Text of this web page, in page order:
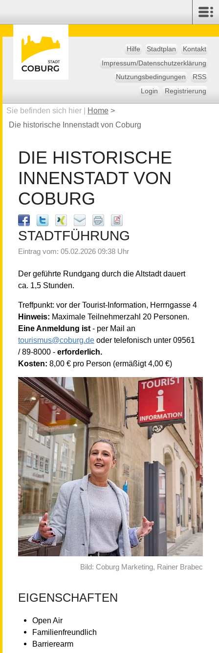
Hilfe Stadtplan
Kontakt
Impressum/Datenschutzerklärung
Nutzungsbedingungen
RSS
Login
Registrierung
Sie befinden sich hier | Home >
Die historische Innenstadt von Coburg
DIE HISTORISCHE
INNENSTADT VON
COBURG
STADTFÜHRUNG
Eintrag vom: 05.02.2026 09:38 Uhr
Der geführte Rundgang durch die Altstadt dauert
ca. 1,5 Stunden.
Treffpunkt: vor der Tourist-Information, Herrngasse 4
Hinweis: Maximale Teilnehmerzahl 20 Personen.
Eine Anmeldung ist - per Mail an
tourismus@coburg.de oder telefonisch unter 09561
/ 89-8000 - erforderlich.
Kosten:8,00 € pro Person (ermäßigt 4,00 €)
Bild: Coburg Marketing, Rainer Brabec
EIGENSCHAFTEN
Open Air
Familienfreundlich
Barrierearm